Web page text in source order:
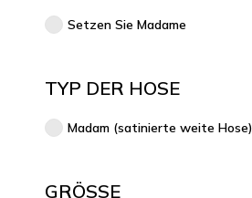
Setzen Sie Madame
TYP DER HOSE
Madam (satinierte weite Hose)
GRÖSSE